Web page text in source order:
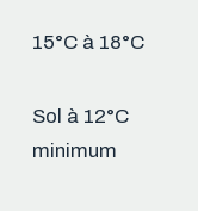
15°C à 18°C
Sol à 12°C
minimum